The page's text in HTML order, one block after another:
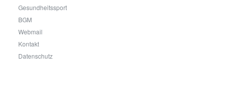
Gesundheitssport
BGM
Webmail
Kontakt
Datenschutz